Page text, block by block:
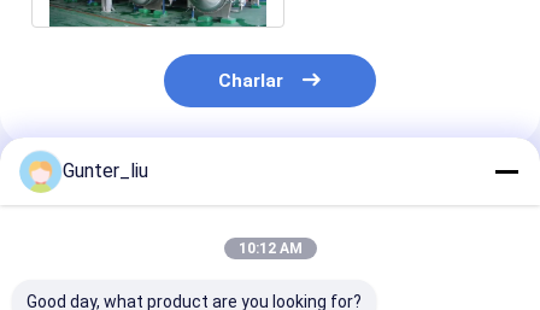
Charlar
Productos Recomendados
Gunter_liu
10:12 AM
Good day, what product are you looking for?